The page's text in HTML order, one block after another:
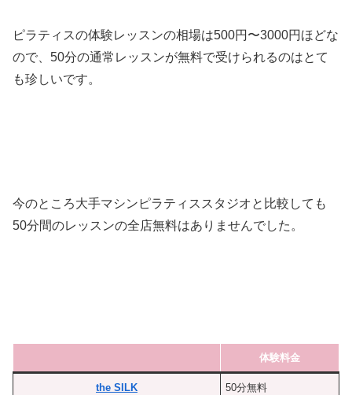
ピラティスの体験レッスンの相場は500円〜3000円ほどな
ので、50分の通常レッスンが無料で受けられるのはとて
も珍しいです。
今のところ大手マシンピラティススタジオと比較しても
50分間のレッスンの全店無料はありませんでした。
体験料金
the SILK 50分無料